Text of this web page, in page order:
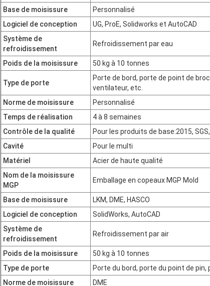
Base de moisissure
Personnalisé
Logiciel de conception
UG, ProE, Solidworks et AutoCAD
Système de
refroidissement
Refroidissement par eau
Poids de la moisissure 50 kg à 10 tonnes
Type de porte
Porte de bord, porte de point de
ventilateur, etc.
Norme de moisissure
Personnalisé
Temps de réalisation
4 à 8 semaines
Contrôle de la qualité
Pour les produits de base:2015, SGS,
Cavité
Pour le multi
Matériel
Acier de haute qualité
Nom de la moisissure
MGP
Emballage en copeaux MGP Mold
Base de moisissure
LKM, DME, HASCO
Logiciel de conception
SolidWorks, AutoCAD
Système de
refroidissement
Refroidissement par air
Poids de la moisissure
50 kg à 10 tonnes
Type de porte
Porte du bord, porte du point de pin,
Norme de moisissure
DME